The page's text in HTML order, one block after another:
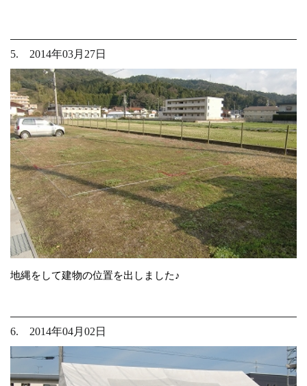
5. 2014年03月27日
地縄をして建物の位置を出しました♪
6. 2014年04月02日